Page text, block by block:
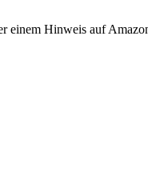
einem Hinweis auf